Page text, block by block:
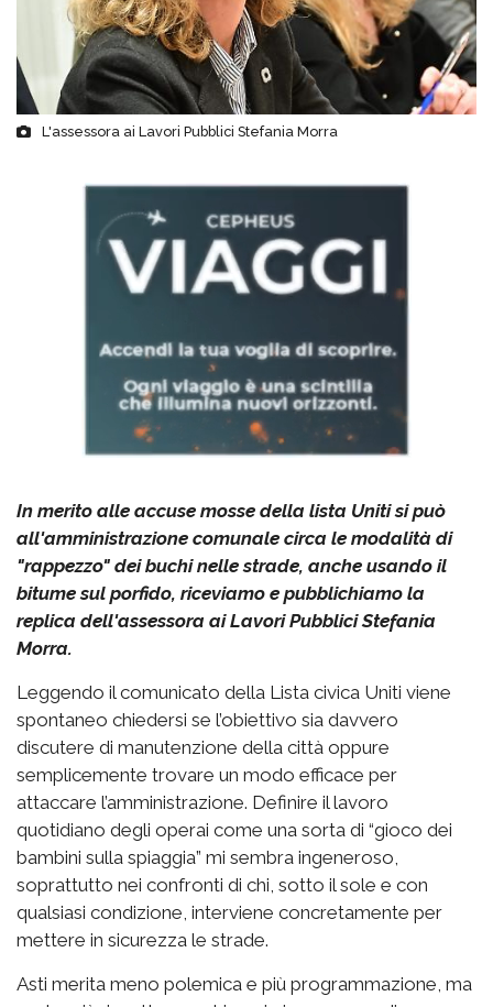
L'assessora ai Lavori Pubblici Stefania Morra
In merito alle accuse mosse della lista Uniti si può
all'amministrazione comunale circa le modalità di
"rappezzo" dei buchi nelle strade, anche usando il
bitume sul porfido, riceviamo e pubblichiamo la
replica dell'assessora ai Lavori Pubblici Stefania
Morra.
Leggendo il comunicato della Lista civica Uniti viene
spontaneo chiedersi se l’obiettivo sia davvero
discutere di manutenzione della città oppure
semplicemente trovare un modo efficace per
attaccare l’amministrazione. Definire il lavoro
quotidiano degli operai come una sorta di “gioco dei
bambini sulla spiaggia” mi sembra ingeneroso,
soprattutto nei confronti di chi, sotto il sole e con
qualsiasi condizione, interviene concretamente per
mettere in sicurezza le strade.
Asti merita meno polemica e più programmazione, ma